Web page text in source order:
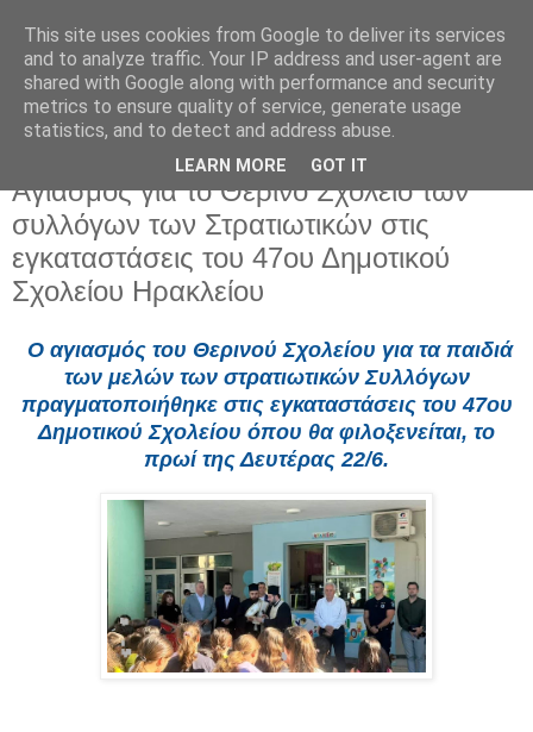
Δευτέρα 22 Ιουνίου 2026
Αγιασμός για το Θερινό Σχολείο των
συλλόγων των Στρατιωτικών στις
εγκαταστάσεις του 47ου Δημοτικού
Σχολείου Ηρακλείου
Ο αγιασμός του Θερινού Σχολείου για τα παιδιά
των μελών των στρατιωτικών Συλλόγων
πραγματοποιήθηκε στις εγκαταστάσεις του 47ου
Δημοτικού Σχολείου όπου θα φιλοξενείται, το
πρωί της Δευτέρας 22/6.
This site uses cookies from Google to deliver its services
and to analyze traffic. Your IP address and user-agent are
shared with Google along with performance and security
metrics to ensure quality of service, generate usage
statistics, and to detect and address abuse.
LEARN MORE GOT IT